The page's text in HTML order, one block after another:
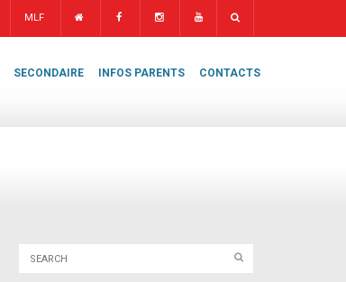
MLF
SECONDAIRE INFOS PARENTS CONTACTS